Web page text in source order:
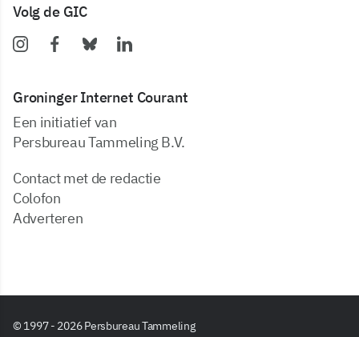
Volg de GIC
Groninger Internet Courant
Een initiatief van
Persbureau Tammeling B.V.
Contact met de redactie
Colofon
Adverteren
© 1997 - 2026 Persbureau Tammeling